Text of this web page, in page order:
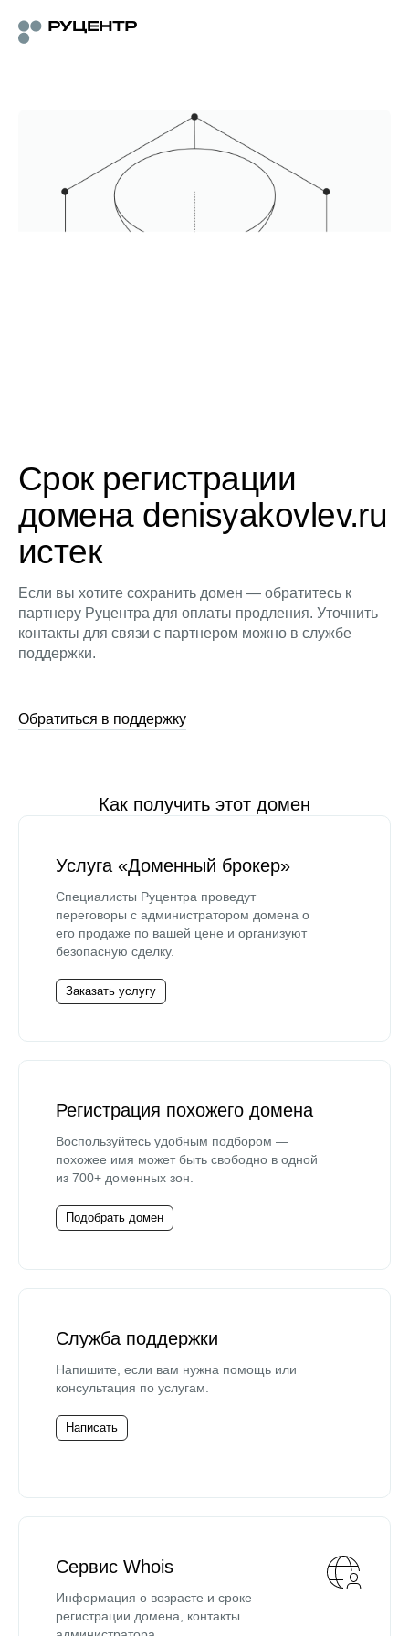
Срок регистрации
домена denisyakovlev.ru
истек
Если вы хотите сохранить домен — обратитесь к
партнеру Руцентра для оплаты продления. Уточнить
контакты для связи с партнером можно в службе
поддержки.
Обратиться в поддержку
Как получить этот домен
Услуга «Доменный брокер»
Специалисты Руцентра проведут
переговоры с администратором домена о
его продаже по вашей цене и организуют
безопасную сделку.
Заказать услугу
Регистрация похожего домена
Воспользуйтесь удобным подбором —
похожее имя может быть свободно в одной
из 700+ доменных зон.
Подобрать домен
Служба поддержки
Напишите, если вам нужна помощь или
консультация по услугам.
Написать
Сервис Whois
Информация о возрасте и сроке
регистрации домена, контакты